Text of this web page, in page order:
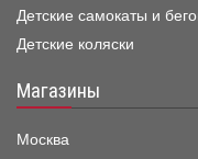
Детские самокаты и
Детские коляски
Магазины
Москва